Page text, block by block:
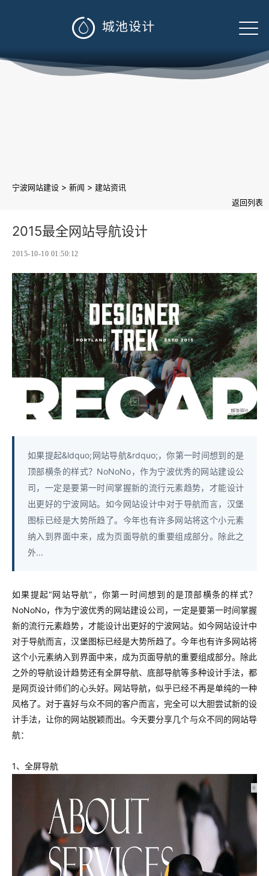

宁波网站建设 > 新闻 > 建站资讯
返回列表
2015最全网站导航设计
2015-10-10 01:50:12
如果提起&ldquo;网站导航&rdquo;，你第一时间想到的是
顶部横条的样式？NoNoNo，作为宁波优秀的网站建设公
司，一定是要第一时间掌握新的流行元素趋势，才能设计
出更好的宁波网站。如今网站设计中对于导航而言，汉堡
图标已经是大势所趋了。今年也有许多网站将这个小元素
纳入到界面中来，成为页面导航的重要组成部分。除此之
外...
如果提起“网站导航”，你第一时间想到的是顶部横条的样式？
NoNoNo，作为宁波优秀的网站建设公司，一定是要第一时间掌握
新的流行元素趋势，才能设计出更好的宁波网站。如今网站设计中
对于导航而言，汉堡图标已经是大势所趋了。今年也有许多网站将
这个小元素纳入到界面中来，成为页面导航的重要组成部分。除此
之外的导航设计趋势还有全屏导航、底部导航等多种设计手法，都
是网页设计师们的心头好。网站导航，似乎已经不再是单纯的一种
风格了。对于喜好与众不同的客户而言，完全可以大胆尝试新的设
计手法，让你的网站脱颖而出。今天要分享几个与众不同的网站导
航：
1、全屏导航